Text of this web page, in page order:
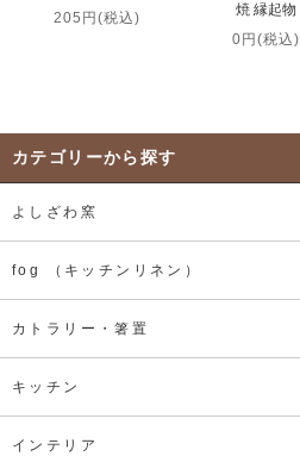
205円(税込)
焼 縁起物
0円(税込)
カテゴリーから探す
よしざわ窯
fog （キッチンリネン）
カトラリー・箸置
キッチン
インテリア